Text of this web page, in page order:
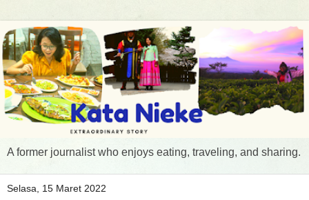
A former journalist who enjoys eating, traveling, and sharing.
Selasa, 15 Maret 2022